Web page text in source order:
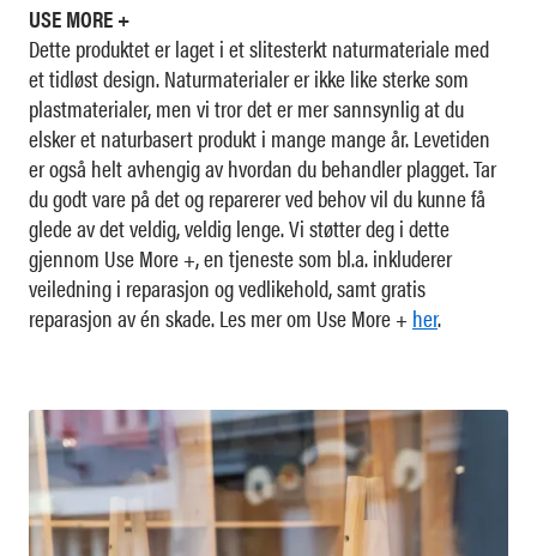
USE MORE +
Dette produktet er laget i et slitesterkt naturmateriale med
et tidløst design. Naturmaterialer er ikke like sterke som
plastmaterialer, men vi tror det er mer sannsynlig at du
elsker et naturbasert produkt i mange mange år. Levetiden
er også helt avhengig av hvordan du behandler plagget. Tar
du godt vare på det og reparerer ved behov vil du kunne få
glede av det veldig, veldig lenge. Vi støtter deg i dette
gjennom Use More +, en tjeneste som bl.a. inkluderer
veiledning i reparasjon og vedlikehold, samt gratis
reparasjon av én skade. Les mer om Use More + her.